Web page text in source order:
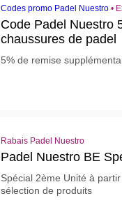
Codes promo Padel Nuestro •
Code Padel Nuestro
chaussures de padel
5% de remise
Rabais Padel Nuestro
Padel Nuestro BE
Spécial 2ème Unité à
sélection de produits